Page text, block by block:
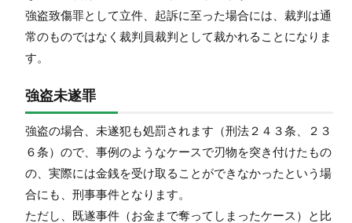
強盗致傷罪として立件、起訴に至った場合には、裁判は通
常のものではなく裁判員裁判として裁かれることになりま
す。
強盗未遂罪
強盗の場合、未遂犯も処罰されます（刑法２４３条、２３
６条）ので、事例のようなケースで刃物を突き付けたもの
の、実際には金銭を受け取ることができなかったという場
合にも、刑事事件となります。
ただし、既遂事件（お金まで奪ってしまったケース）と比